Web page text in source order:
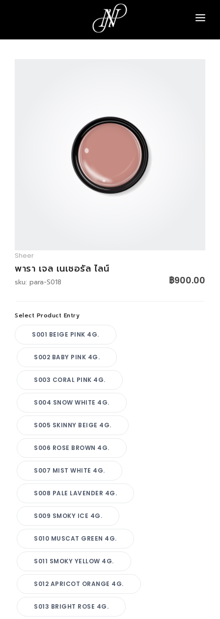
NAVI A
Sheer
พารา เจล เนเชอรัล ไลน์
sku: para-S018 ฿900.00
Select Product Entry
S001 BEIGE PINK 4G.
S002 BABY PINK 4G.
S003 CORAL PINK 4G.
S004 SNOW WHITE 4G.
S005 SKINNY BEIGE 4G.
S006 ROSE BROWN 4G.
S007 MIST WHITE 4G.
S008 PALE LAVENDER 4G.
S009 SMOKY ICE 4G.
S010 MUSCAT GREEN 4G.
S011 SMOKY YELLOW 4G.
S012 APRICOT ORANGE 4G.
S013 BRIGHT ROSE 4G.